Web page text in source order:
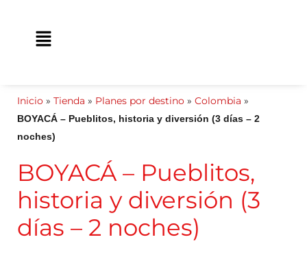
Main
Inicio » Tienda » Planes por destino » Colombia »
BOYACÁ – Pueblitos, historia y diversión (3 días – 2
noches)
BOYACÁ – Pueblitos,
historia y diversión (3
días – 2 noches)